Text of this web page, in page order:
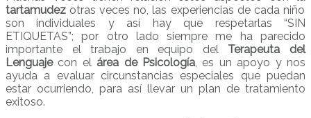
tartamudez otras veces no, las experiencias de cada niño
son individuales y así hay que respetarlas “SIN
ETIQUETAS”; por otro lado siempre me ha parecido
importante el trabajo en equipo delTerapeuta del
Lenguajecon el área de Psicología, es un apoyo y nos
ayuda a evaluar circunstancias especiales que puedan
estar ocurriendo, para así llevar un plan de tratamiento
exitoso.